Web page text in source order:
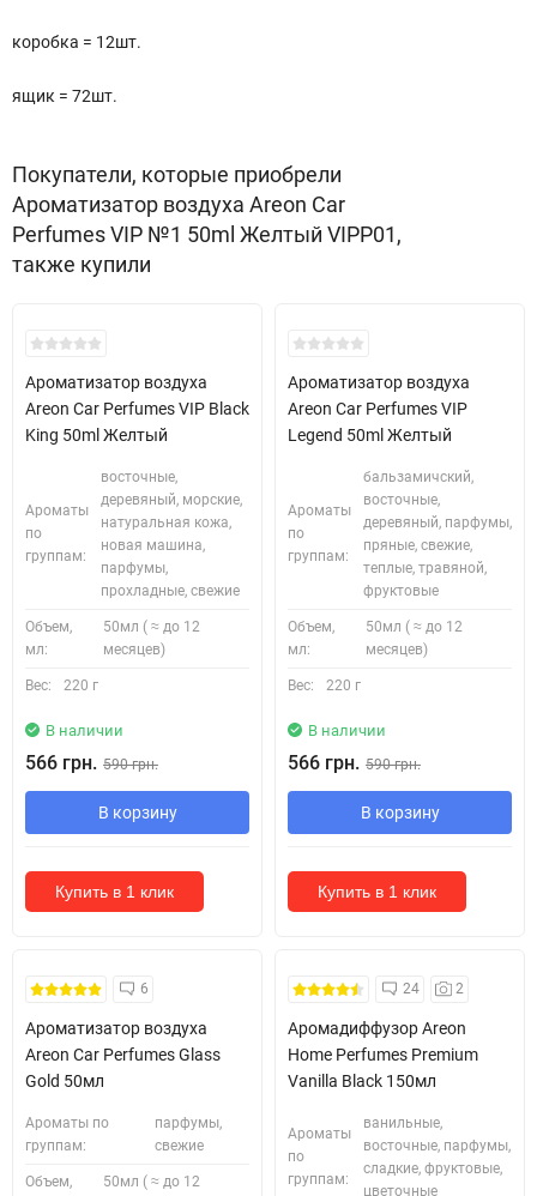
коробка = 12шт.
ящик = 72шт.
Покупатели, которые приобрели
Ароматизатор воздуха Areon Car
Perfumes VIP №1 50ml Желтый VIPP01,
также купили
Ароматизатор воздуха
Areon Car Perfumes VIP Black
King 50ml Желтый
Ароматы
по
группам:
восточные,
деревяный, морские,
натуральная кожа,
новая машина,
парфумы,
прохладные, свежие
Объем,
мл:
50мл ( ≈ до 12
месяцев)
Вес: 220 г
В наличии
566 грн. 590 грн.
В корзину
Купить в 1 клик
Ароматизатор воздуха
Areon Car Perfumes VIP
Legend 50ml Желтый
Ароматы
по
группам:
бальзамичский,
восточные,
деревяный, парфумы,
пряные, свежие,
теплые, травяной,
фруктовые
Объем,
мл:
50мл ( ≈ до 12
месяцев)
Вес: 220 г
В наличии
566 грн. 590 грн.
В корзину
Купить в 1 клик
6
Ароматизатор воздуха
Areon Car Perfumes Glass
Gold 50мл
Ароматы по
группам:
парфумы,
свежие
Объем,
50мл ( ≈ до 12
24 2
Аромадиффузор Areon
Home Perfumes Premium
Vanilla Black 150мл
Ароматы
по
группам:
ванильные,
восточные, парфумы,
сладкие, фруктовые,
цветочные